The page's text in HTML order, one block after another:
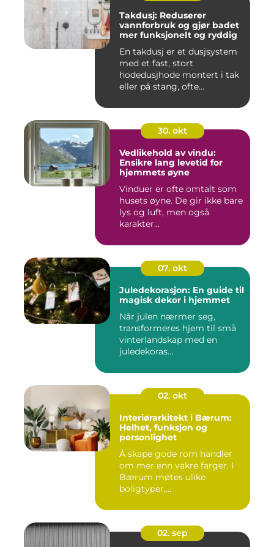
Takdusj: Reduserer
vannforbruk og gjør badet
mer funksjonelt og ryddig
En takdusj er et dusjsystem
med et fast, stort
hodedusjhode montert i tak
eller på stang, ofte...
30. okt
Vedlikehold av vindu:
Ensikre lang levetid for
hjemmets øyne
Vinduer er ofte omtalt som
husets øyne. De gir ikke bare
lys og luft, men også
karakter...
07. okt
Juledekorasjon: En guide til
magisk dekor i hjemmet
Når julen nærmer seg,
transformeres hjem til små
vinterlandskap med en
juledekoras...
02. okt
Interiørarkitekt i Bærum:
Helhet, funksjon og
personlighet
Å skape gode rom handler
om mer enn vakre farger. I
Bærum møtes ulike
boligtyper,...
02. sep